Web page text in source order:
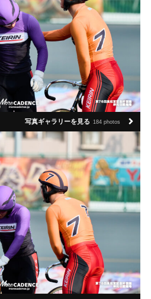
写真ギャラリーを見る 184 photos